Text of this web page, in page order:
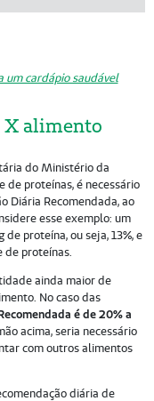
um cardápio saudável
alimento
do Ministério da
de proteínas, é necessário
Diária Recomendada, ao
esse exemplo: um
proteína, ou seja, 13%, e
de proteínas.
ainda maior de
No caso das
é de 20% a
acima, seria necessário
com outros alimentos
diária de